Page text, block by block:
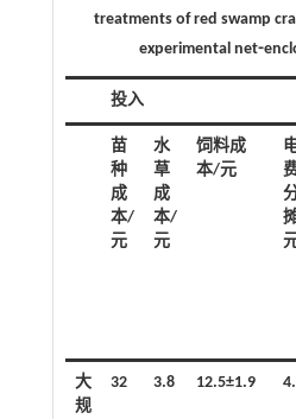
treatments of red swamp
experimental
投入
苗
种
成
本/
元
水
草
成
本/
元
饲料成
本/元
大
规
32 3.8 12.5±1.9